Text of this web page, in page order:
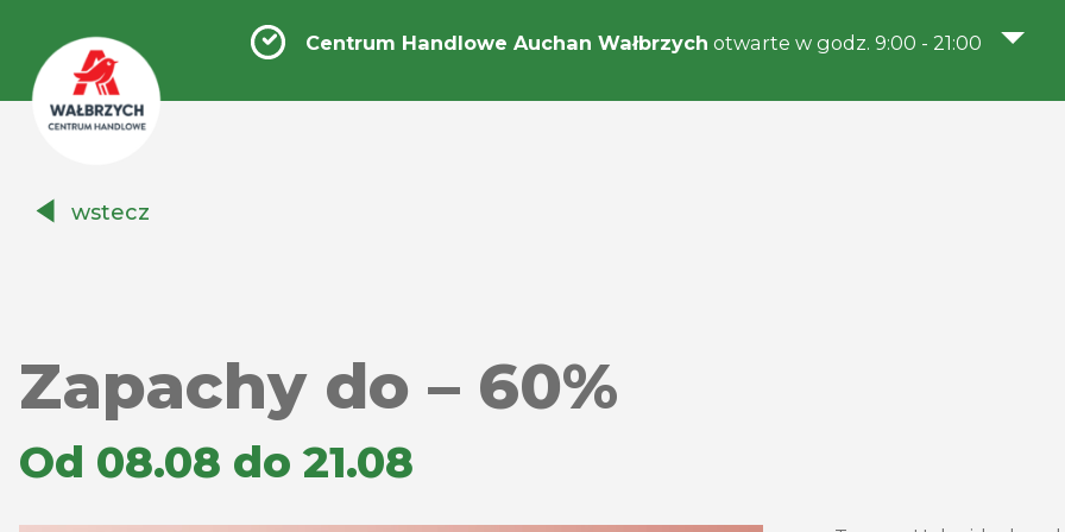
Handlowe
Centrum Handlowe Auchan Wałbrzych otwarte w godz. 9:00 - 21:00
wstecz
Zapachy do – 60%
Od 08.08 do 21.08